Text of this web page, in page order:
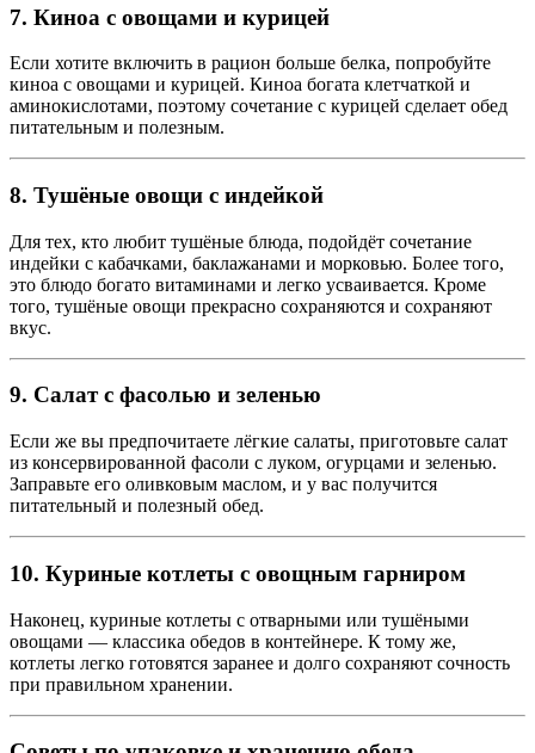
7. Киноа с овощами и курицей
Если хотите включить в рацион больше белка, попробуйте
киноа с овощами и курицей. Киноа богата клетчаткой и
аминокислотами, поэтому сочетание с курицей сделает обед
питательным и полезным.
8. Тушёные овощи с индейкой
Для тех, кто любит тушёные блюда, подойдёт сочетание
индейки с кабачками, баклажанами и морковью. Более того,
это блюдо богато витаминами и легко усваивается. Кроме
того, тушёные овощи прекрасно сохраняются и сохраняют
вкус.
9. Салат с фасолью и зеленью
Если же вы предпочитаете лёгкие салаты, приготовьте салат
из консервированной фасоли с луком, огурцами и зеленью.
Заправьте его оливковым маслом, и у вас получится
питательный и полезный обед.
10. Куриные котлеты с овощным гарниром
Наконец, куриные котлеты с отварными или тушёными
овощами — классика обедов в контейнере. К тому же,
котлеты легко готовятся заранее и долго сохраняют сочность
при правильном хранении.